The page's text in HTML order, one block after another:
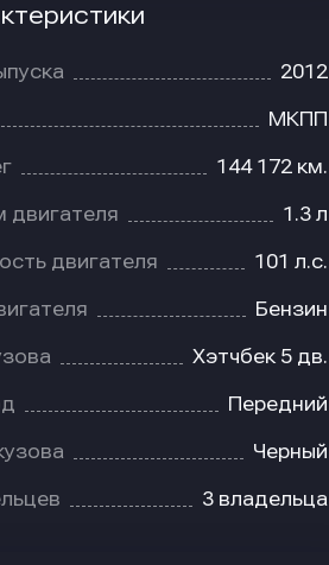
2012
МКПП
144 172 км.
двигателя 1.3 л
двигателя 101 л.с.
Бензин
Хэтчбек 5 дв.
Передний
Черный
3 владельца